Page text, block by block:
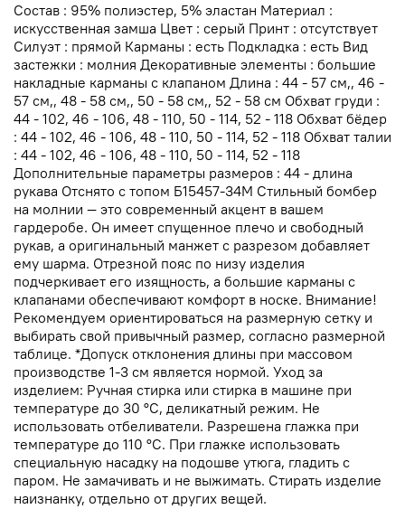
Состав : 95% полиэстер, 5% эластан Материал :
искусственная замша Цвет : серый Принт : отсутствует
Силуэт : прямой Карманы : есть Подкладка : есть Вид
застежки : молния Декоративные элементы : большие
накладные карманы с клапаном Длина : 44 - 57 см,, 46 -
57 см,, 48 - 58 см,, 50 - 58 см,, 52 - 58 см Обхват груди :
44 - 102, 46 - 106, 48 - 110, 50 - 114, 52 - 118 Обхват бёдер
: 44 - 102, 46 - 106, 48 - 110, 50 - 114, 52 - 118 Обхват талии
: 44 - 102, 46 - 106, 48 - 110, 50 - 114, 52 - 118
Дополнительные параметры размеров : 44 - длина
рукава Отснято с топом Б15457-34М Стильный бомбер
на молнии — это современный акцент в вашем
гардеробе. Он имеет спущенное плечо и свободный
рукав, а оригинальный манжет с разрезом добавляет
ему шарма. Отрезной пояс по низу изделия
подчеркивает его изящность, а большие карманы с
клапанами обеспечивают комфорт в носке. Внимание!
Рекомендуем ориентироваться на размерную сетку и
выбирать свой привычный размер, согласно размерной
таблице. *Допуск отклонения длины при массовом
производстве 1-3 см является нормой. Уход за
изделием: Ручная стирка или стирка в машине при
температуре до 30 °C, деликатный режим. Не
использовать отбеливатели. Разрешена глажка при
температуре до 110 °C. При глажке использовать
специальную насадку на подошве утюга, гладить с
паром. Не замачивать и не выжимать. Стирать изделие
наизнанку, отдельно от других вещей.